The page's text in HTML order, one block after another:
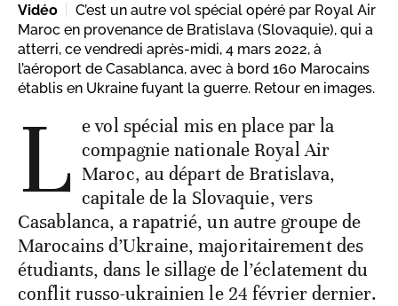
Vidéo
C’est un autre vol spécial opéré par Royal Air
Maroc en provenance de Bratislava (Slovaquie), qui a
atterri, ce vendredi après-midi, 4 mars 2022, à
l’aéroport de Casablanca, avec à bord 160 Marocains
établis en Ukraine fuyant la guerre. Retour en images.
L e vol spécial mis en place par la
compagnie nationale Royal Air
Maroc, au départ de Bratislava,
capitale de la Slovaquie, vers
Casablanca, a rapatrié, un autre groupe de
Marocains d’Ukraine, majoritairement des
étudiants, dans le sillage de l’éclatement du
conflit russo-ukrainien le 24 février dernier.